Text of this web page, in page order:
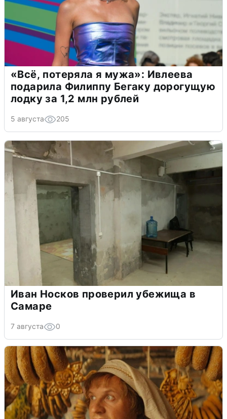
«Всё, потеряла я мужа»: Ивлеева
подарила Филиппу Бегаку дорогущую
лодку за 1,2 млн рублей
5 августа 205
Иван Носков проверил убежища в
Самаре
7 августа 0